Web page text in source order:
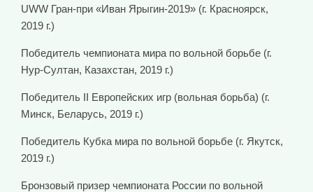
UWW Гран-при «Иван Ярыгин-2019» (г. Красноярск,
2019 г.)
Победитель чемпионата мира по вольной борьбе (г.
Нур-Султан, Казахстан, 2019 г.)
Победитель II Европейских игр (вольная борьба) (г.
Минск, Беларусь, 2019 г.)
Победитель Кубка мира по вольной борьбе (г. Якутск,
2019 г.)
Бронзовый призер чемпионата России по вольной